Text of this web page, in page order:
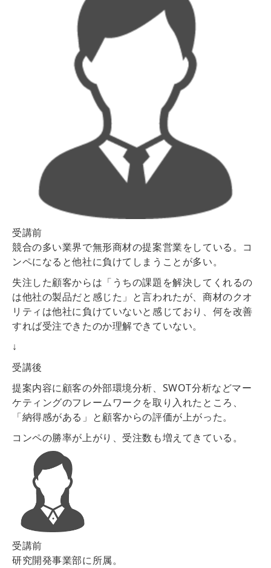
受講前
競合の多い業界で無形商材の提案営業をしている。コ
ンペになると他社に負けてしまうことが多い。
失注した顧客からは「うちの課題を解決してくれるの
は他社の製品だと感じた」と言われたが、商材のクオ
リティは他社に負けていないと感じており、何を改善
すれば受注できたのか理解できていない。
↓
受講後
提案内容に顧客の外部環境分析、SWOT分析などマー
ケティングのフレームワークを取り入れたところ、
「納得感がある」と顧客からの評価が上がった。
コンペの勝率が上がり、受注数も増えてきている。
受講前
研究開発事業部に所属。